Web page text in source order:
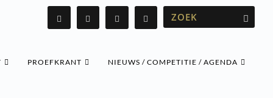
PROEFKRANT NIEUWS / COMPETITIE / AGENDA